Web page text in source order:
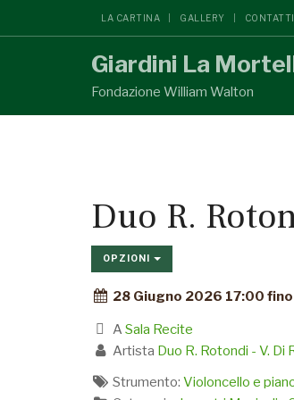
LA CARTINA GALLERY CONTATTI
Giardini La
Fondazione William Walton
Duo R.
OPZIONI
28 Giugno 2026 17:00
A Sala Recite
Artista Duo R. Rotondi - V. Di
Strumento: Violoncello e